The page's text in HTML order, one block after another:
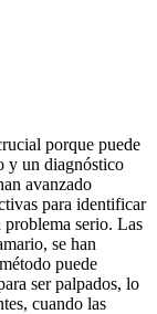
porque puede
y un diagnóstico
avanzado
para identificar
problema serio. Las
se han
puede
ser palpados, lo
cuando las